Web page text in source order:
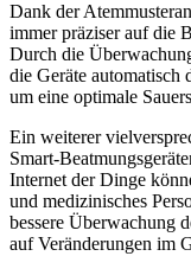
Dank der
immer präziser auf die
Durch die
die Geräte automatisch
um eine optimale
Ein weiterer
Smart-
Internet der Dinge
und medizinisches
bessere Überwachung
auf Veränderungen im